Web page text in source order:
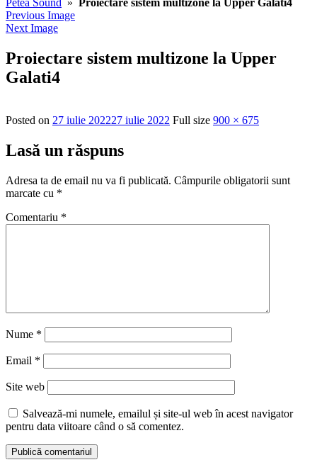
Petea Sound » Proiectare sistem multizone la Upper Galati4
Previous Image
Next Image
Proiectare sistem multizone la Upper
Galati4
Posted on 27 iulie 202227 iulie 2022 Full size 900 × 675
Lasă un răspuns
Adresa ta de email nu va fi publicată. Câmpurile obligatorii sunt
marcate cu *
Comentariu *
Nume *
Email *
Site web
Salvează-mi numele, emailul și site-ul web în acest navigator
pentru data viitoare când o să comentez.